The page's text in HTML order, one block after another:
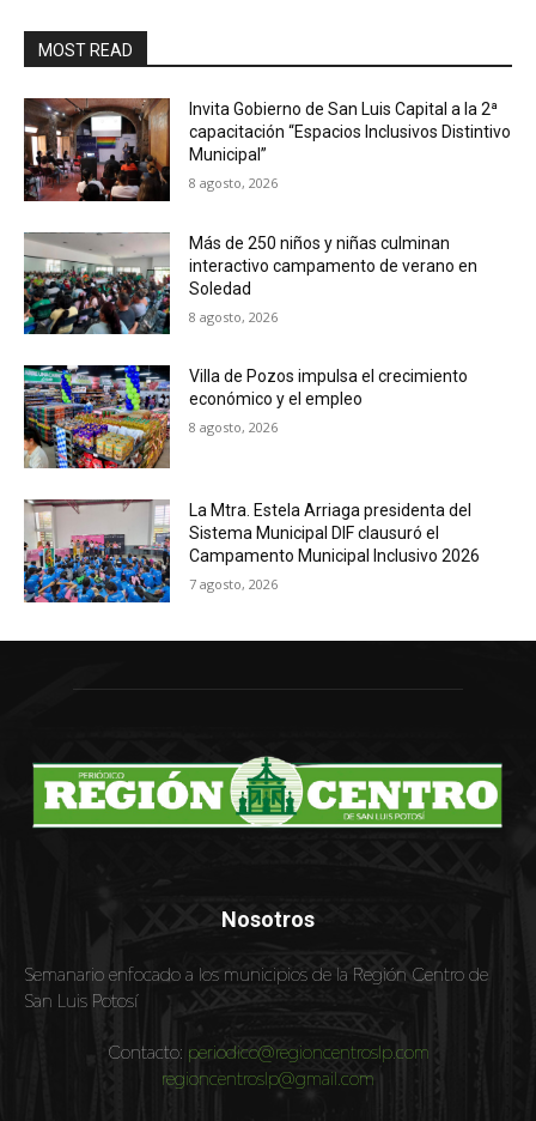
MOST READ
Invita Gobierno de San Luis Capital a la 2ª
capacitación “Espacios Inclusivos Distintivo
Municipal”
8 agosto, 2026
Más de 250 niños y niñas culminan
interactivo campamento de verano en
Soledad
8 agosto, 2026
Villa de Pozos impulsa el crecimiento
económico y el empleo
8 agosto, 2026
La Mtra. Estela Arriaga presidenta del
Sistema Municipal DIF clausuró el
Campamento Municipal Inclusivo 2026
7 agosto, 2026
Nosotros
Semanario enfocado a los municipios de la Región Centro de
San Luis Potosí
Contacto: periodico@regioncentroslp.com
regioncentroslp@gmail.com